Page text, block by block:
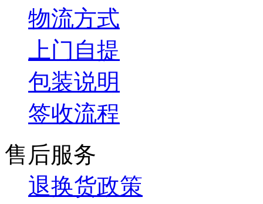
物流方式
上门自提
包装说明
签收流程
售后服务
退换货政策